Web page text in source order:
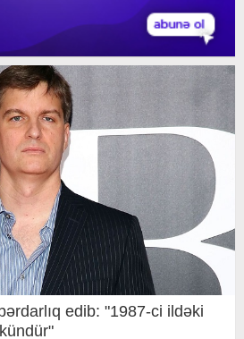
edib: "1987-ci ildəki